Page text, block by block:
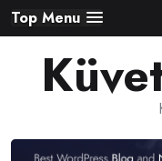
Skip
to
content
Top Menu